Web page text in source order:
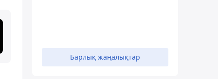
Барлық жаңалықтар